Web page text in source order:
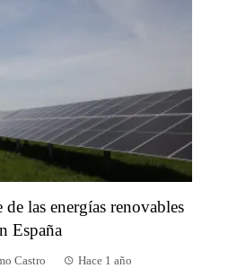
las energías renovables
España
Castro Hace 1 año